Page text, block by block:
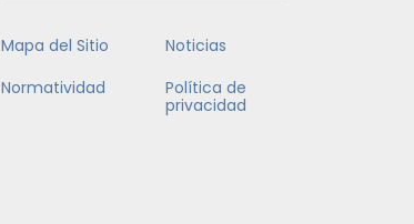
Mapa del Sitio
Noticias
Normatividad
Política de
privacidad